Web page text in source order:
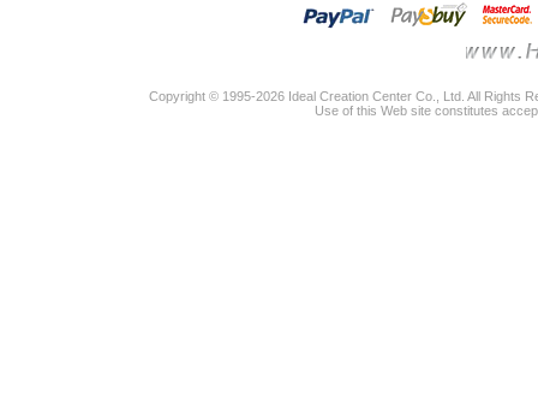
Copyright © 1995-2026 Ideal Creation Center Co., Ltd. All Rights
Use of this Web site constitutes